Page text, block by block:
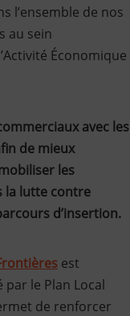
l’ensemble de nos
au sein
Économique
avec les
de mieux
les
la lutte contre
d’insertion.
est
le Plan Local
de renforcer